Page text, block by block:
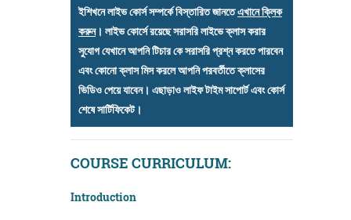
ইশিখনে লাইভ কোর্স সম্পর্কে বিস্তারিত জানতেএখানে ক্লিক
করুন। লাইভ কোর্সে রয়েছে সরাসরি লাইভে ক্লাস করার
সুযোগ যেখানে আপনি টিচার কে সরাসরি প্রশ্ন করতে পারবেন
এবং কোনো ক্লাস মিস করলে আপনি পরবর্তীতে ক্লাসের
ভিডিও পেয়ে যাবেন। এছাড়াও লাইফ টাইম সাপোর্ট এবং কোর্স
শেষে সার্টিফিকেট।
COURSE CURRICULUM:
Introduction